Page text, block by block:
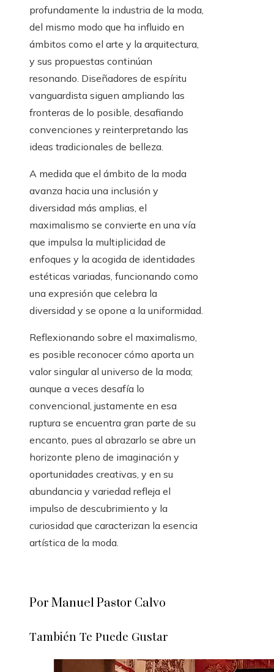
profundamente la industria de la moda,
del mismo modo que ha influido en
ámbitos como el arte y la arquitectura,
y sus propuestas continúan
resonando. Diseñadores de espíritu
vanguardista siguen ampliando las
fronteras de lo posible, desafiando
convenciones y reinterpretando las
ideas tradicionales de belleza.
A medida que el ámbito de la moda
avanza hacia una inclusión y
diversidad más amplias, el
maximalismo se convierte en una vía
que impulsa la multiplicidad de
enfoques y la acogida de identidades
estéticas variadas, funcionando como
una expresión que celebra la
diversidad y se opone a la uniformidad.
Reflexionando sobre el maximalismo,
es posible reconocer cómo aporta un
valor singular al universo de la moda;
aunque a veces desafía lo
convencional, justamente en esa
ruptura se encuentra gran parte de su
encanto, pues al abrazarlo se abre un
horizonte pleno de imaginación y
oportunidades creativas, y en su
abundancia y variedad refleja el
impulso de descubrimiento y la
curiosidad que caracterizan la esencia
artística de la moda.
Por Manuel Pastor Calvo
También Te Puede Gustar